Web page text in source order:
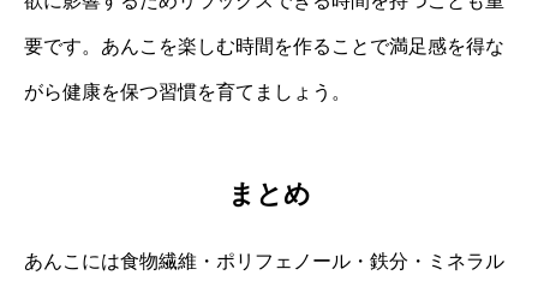
要です。あんこを楽しむ時間を作ることで満足感を得な
がら健康を保つ習慣を育てましょう。
まとめ
あんこには食物繊維・ポリフェノール・鉄分・ミネラル